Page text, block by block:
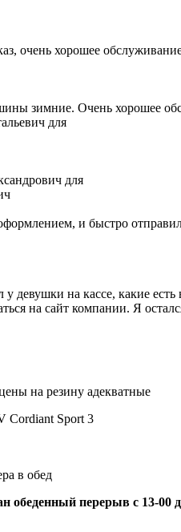
очень хорошее
зимние. Очень хорошее
и быстро
на кассе, какие есть
на сайт компании. Я
на резину адекватные
в обед
обеденный перерыв с 13-00